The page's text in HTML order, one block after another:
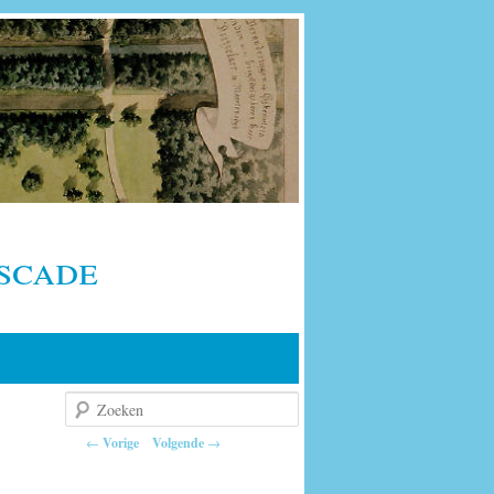
Berichtnavigatie
← Vorige Volgende →